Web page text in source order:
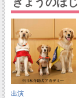
出演